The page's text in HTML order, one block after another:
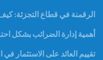
الرقمنة في قطاع التجزئة:
أهمية إدارة الضرائب بشكل
تقييم العائد على الاستثمار